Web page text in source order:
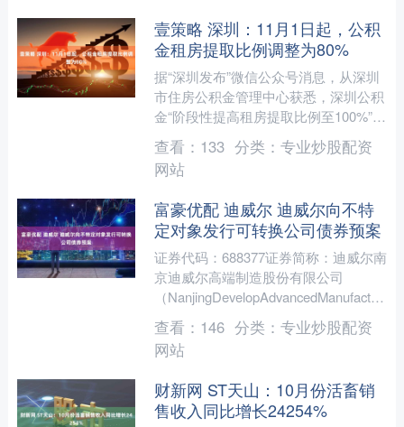
壹策略 深圳：11月1日起，公积
金租房提取比例调整为80%
据“深圳发布”微信公众号消息，从深圳
市住房公积金管理中心获悉，深圳公积
金“阶段性提高租房提取比例至100%”政
策将于2025年10月31日到期，根据
《深圳市提振....
查看： 133 分类： 专业炒股配资
网站
富豪优配 迪威尔 迪威尔向不特
定对象发行可转换公司债券预案
证券代码：688377证券简称：迪威尔南
京迪威尔高端制造股份有限公司
（
（....
查看： 146 分类： 专业炒股配资
网站
财新网 ST天山：10月份活畜销
售收入同比增长24254%